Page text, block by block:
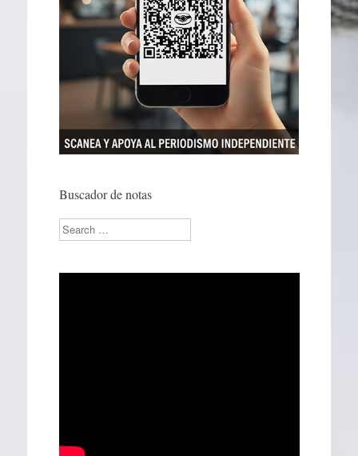
Buscador de notas
Search